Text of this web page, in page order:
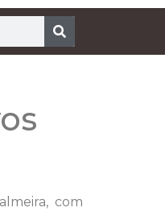
com